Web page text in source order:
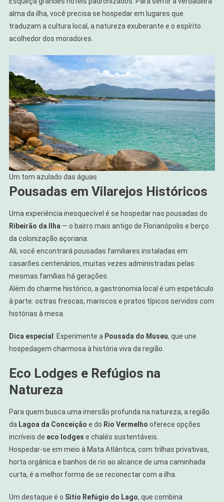
alma da ilha, você precisa se hospedar em lugares que
traduzam a cultura local, a natureza exuberante e o espírito
acolhedor dos moradores.
Um tom azulado das águas
Pousadas em Vilarejos Históricos
Uma experiência inesquecível é se hospedar nas pousadas do
Ribeirão da Ilha— o bairro mais antigo de Florianópolis e berço
da colonização açoriana.
Ali, você encontrará pousadas familiares instaladas em
casarões centenários, muitas vezes administradas pelas
mesmas famílias há gerações.
Além do charme histórico, a gastronomia local é um espetáculo
à parte: ostras frescas, mariscos e pratos típicos servidos com
histórias à mesa.
Dica especial : Experimente a Pousada do Museu, que une
hospedagem charmosa à história viva da região.
Eco Lodges e Refúgios na
Natureza
Para quem busca uma imersão profunda na natureza, a região
da Lagoa da Conceição e do Rio Vermelho oferece opções
incríveis de eco lodges e chalés sustentáveis.
Hospedar-se em meio à Mata Atlântica, com trilhas privativas,
horta orgânica e banhos de rio ao alcance de uma caminhada
curta, é a melhor forma de se reconectar com a ilha.
Um destaque é o Sitio Refúgio do Lago, que combina